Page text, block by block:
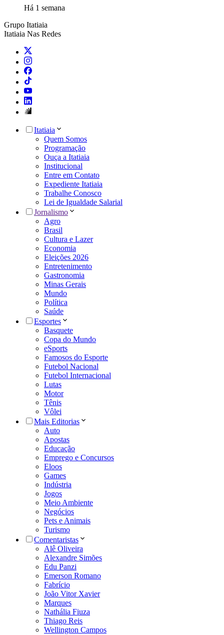
Há 1 semana
Grupo Itatiaia
Itatiaia Nas Redes
Itatiaia
Quem Somos
Programação
Ouça a Itatiaia
Institucional
Entre em Contato
Expediente Itatiaia
Trabalhe Conosco
Lei de Igualdade Salarial
Jornalismo
Agro
Brasil
Cultura e Lazer
Economia
Eleições 2026
Entretenimento
Gastronomia
Minas Gerais
Mundo
Política
Saúde
Esportes
Basquete
Copa do Mundo
eSports
Famosos do Esporte
Futebol Nacional
Futebol Internacional
Lutas
Motor
Tênis
Vôlei
Mais Editorias
Auto
Apostas
Educação
Emprego e Concursos
Eloos
Games
Indústria
Jogos
Meio Ambiente
Negócios
Pets e Animais
Turismo
Comentaristas
Alê Oliveira
Alexandre Simões
Edu Panzi
Emerson Romano
Fabrício
João Vitor Xavier
Marques
Nathália Fiuza
Thiago Reis
Wellington Campos